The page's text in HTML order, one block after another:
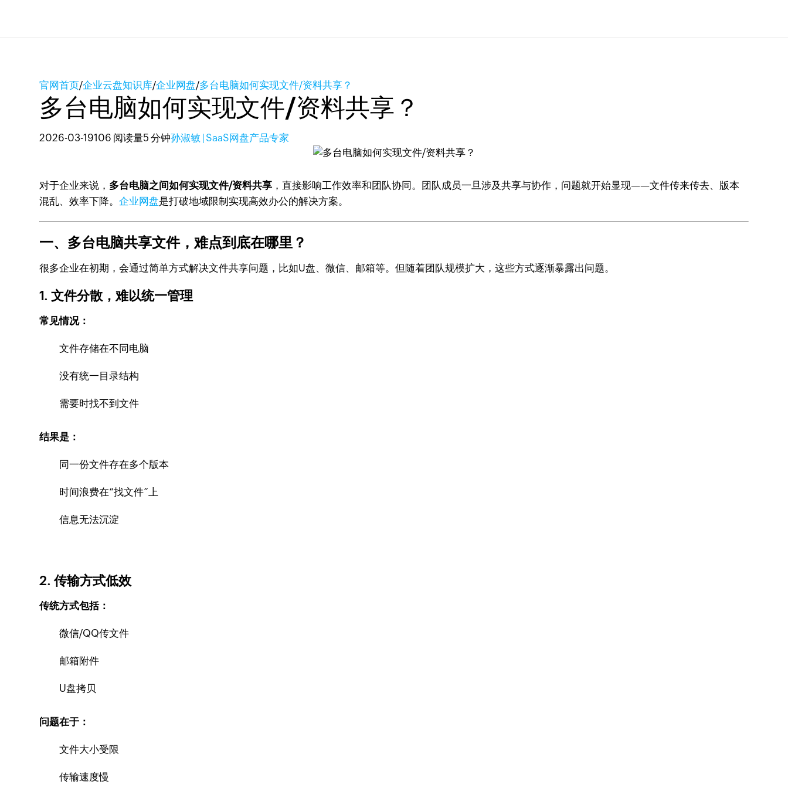
官网首页/企业云盘知识库/企业网盘/多台电脑如何实现文件/资料共享？
多台电脑如何实现文件/资料共享？
2026-03-19106 阅读量5 分钟孙淑敏 | SaaS网盘产品专家
对于企业来说， 多台电脑之间如何实现文件/资料共享 ，直接影响工作效率和团队协同。团队成员一旦涉及共享与协作，问题就开始显现——文件传来传去、版本
混乱、效率下降。企业网盘是打破地域限制实现高效办公的解决方案。
一、多台电脑共享文件，难点到底在哪里？
很多企业在初期，会通过简单方式解决文件共享问题，比如U盘、微信、邮箱等。但随着团队规模扩大，这些方式逐渐暴露出问题。
1. 文件分散，难以统一管理
常见情况：
文件存储在不同电脑
没有统一目录结构
需要时找不到文件
结果是：
同一份文件存在多个版本
时间浪费在“找文件”上
信息无法沉淀
2. 传输方式低效
传统方式包括：
微信/QQ传文件
邮箱附件
U盘拷贝
问题在于：
文件大小受限
传输速度慢